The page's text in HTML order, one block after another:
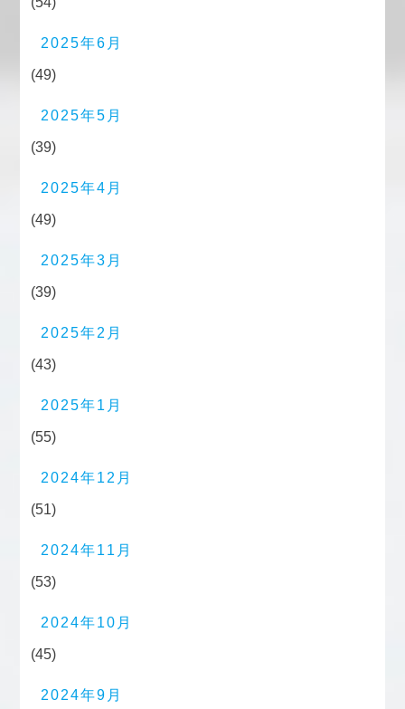
2025年6月
(49)
2025年5月
(39)
2025年4月
(49)
2025年3月
(39)
2025年2月
(43)
2025年1月
(55)
2024年12月
(51)
2024年11月
(53)
2024年10月
(45)
2024年9月